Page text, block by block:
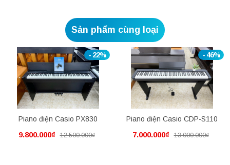
Sản phẩm cùng loại
- 22%
Piano điện Casio PX830
9.800.000₫ 12.500.000₫
- 46%
Piano điện Casio CDP-S110
7.000.000₫ 13.000.000₫